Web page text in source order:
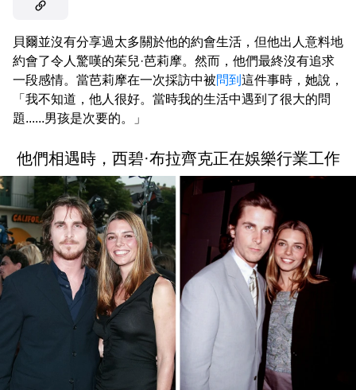
貝爾並沒有分享過太多關於他的約會生活，但他出人意料地
約會了令人驚嘆的茱兒·芭莉摩。然而，他們最終沒有追求
一段感情。當芭莉摩在一次採訪中被問到 這件事時，她說，
「我不知道，他人很好。當時我的生活中遇到了很大的問
題......男孩是次要的。」
他們相遇時，西碧·布拉齊克正在娛樂行業工作